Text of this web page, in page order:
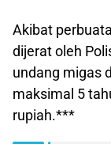
Akibat
dijerat oleh
undang migas
maksimal 5
rupiah.***